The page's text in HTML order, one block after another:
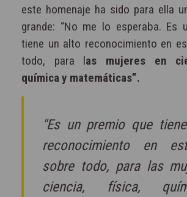
este homenaje ha sido para ella
grande: “No me lo esperaba. Es
tiene un alto reconocimiento en
todo, para las mujeres en
química y matemáticas”.
"Es un premio que
reconocimiento en
sobre todo, para las
ciencia, física,